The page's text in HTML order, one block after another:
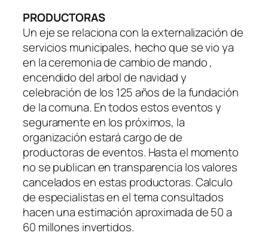
PRODUCTORAS
Un eje se relaciona con la externalización de
servicios municipales, hecho que se vio ya
en la ceremonia de cambio de mando ,
encendido del arbol de navidad y
celebración de los 125 años de la fundación
de la comuna. En todos estos eventos y
seguramente en los próximos, la
organización estará cargo de de
productoras de eventos. Hasta el momento
no se publican en transparencia los valores
cancelados en estas productoras. Calculo
de especialistas en el tema consultados
hacen una estimación aproximada de 50 a
60 millones invertidos.